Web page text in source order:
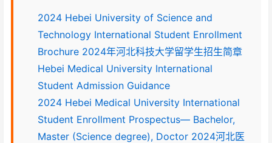
2024 Hebei University of Science and
Technology International Student Enrollment
Brochure 2024年河北科技大学留学生招生简章
Hebei Medical University International
Student Admission Guidance
2024 Hebei Medical University International
Student Enrollment Prospectus— Bachelor,
Master (Science degree), Doctor 2024河北医